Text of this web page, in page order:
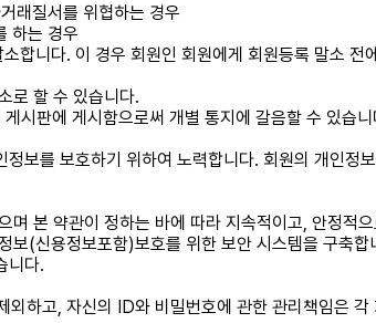
래질서를 위협하는 경우
하는 경우
니다. 이 경우 회원인 회원에게 회원등록 말소 전
로 할 수 있습니다.
시판에 게시함으로써 개별 통지에 갈음할 수 있습니
보를 보호하기 위하여 노력합니다. 회원의 개인정
본 약관이 정하는 바에 따라 지속적이고, 안정적
(신용정보포함)보호를 위한 보안 시스템을 구축합
니다.
하고, 자신의 ID와 비밀번호에 관한 관리책임은 각